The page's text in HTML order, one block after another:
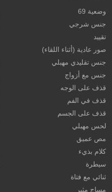
وضعية 69
جنس شرجي
تقييد
صور عادية (أثناء اللقاء)
جنس تقليدي مهبلي
جنس مع أزواج
قذف على الوجه
قذف في الفم
قذف على الجسم
لحس مهبلي
مص عميق
كلام بذيء
سيطرة
ثنائي مع فتاة
مساج مثير